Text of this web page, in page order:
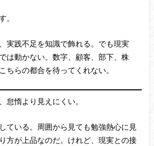
。
実践不足を知識で飾れる。でも現実
は動かない。数字、顧客、部下、株
ちらの都合を待ってくれない。
怠惰より見えにくい。
ている。周囲から見ても勉強熱心に見
方が上品なのだ。けれど、現実との接